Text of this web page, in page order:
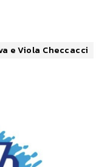
e Viola Checcacci